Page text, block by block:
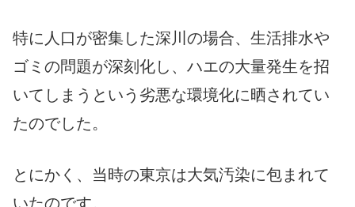
特に人口が密集した深川の場合、生活排水や
ゴミの問題が深刻化し、ハエの大量発生を招
いてしまうという劣悪な環境化に晒されてい
たのでした。
とにかく、当時の東京は大気汚染に包まれて
いたのです。